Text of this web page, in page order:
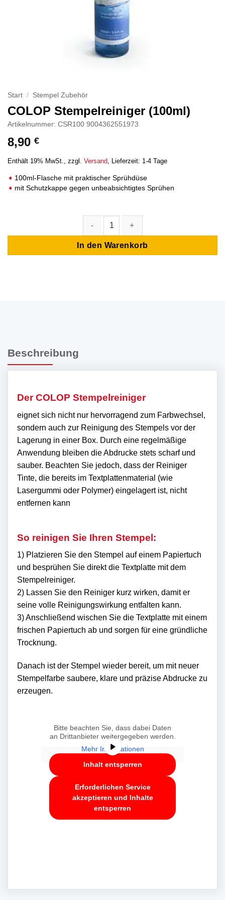
Start / Stempel Zubehör
COLOP Stempelreiniger (100ml)
Artikelnummer: CSR100 9004362551973
8,90 €
Enthält 19% MwSt. zzgl. Versand Lieferzeit: 1-4 Tage
100ml-Flasche mit praktischer Sprühdüse
mit Schutzkappe gegen unbeabsichtigtes Sprühen
COLOP Stempelreiniger (100ml) Menge
In den Warenkorb
Beschreibung
Der COLOP Stempelreiniger
eignet sich nicht nur hervorragend zum Farbwechsel,
sondern auch zur Reinigung des Stempels vor der
Lagerung in einer Box. Durch eine regelmäßige
Anwendung bleiben die Abdrucke stets scharf und
sauber. Beachten Sie jedoch, dass der Reiniger
Tinte, die bereits im Textplattenmaterial (wie
Lasergummi oder Polymer) eingelagert ist, nicht
entfernen kann
So reinigen Sie Ihren Stempel:
1) Platzieren Sie den Stempel auf einem Papiertuch
und besprühen Sie direkt die Textplatte mit dem
Stempelreiniger.
2) Lassen Sie den Reiniger kurz wirken, damit er
seine volle Reinigungswirkung entfalten kann.
3) Anschließend wischen Sie die Textplatte mit einem
frischen Papiertuch ab und sorgen für eine gründliche
Trocknung.
Danach ist der Stempel wieder bereit, um mit neuer
Stempelfarbe saubere, klare und präzise Abdrucke zu
erzeugen.
Bitte beachten Sie, dass dabei Daten
an Drittanbieter weitergegeben werden.
Mehr Informationen
Inhalt entsperren
Erforderlichen Service
akzeptieren und Inhalte
entsperren